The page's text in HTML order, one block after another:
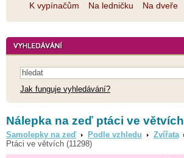
K vypínačům
Na ledničku Na dveře
Jak funguje vyhledávání?
Nálepka na zeď ptáci ve větvích
Samolepky na zeď Podle vzhledu Zvířata
Ptáci ve větvích (11298)